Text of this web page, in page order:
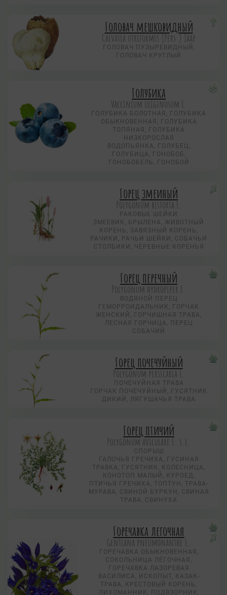
Головач мешковидный
Calvatia utriformis (Pers.) Jaap
ГОЛОВАЧ ПУЗЫРЕВИДНЫЙ,
ГОЛОВАЧ КРУГЛЫЙ
Голубика
Vaccinium uliginosum L.
ГОЛУБИКА БОЛОТНАЯ, ГОЛУБИКА
ОБЫКНОВЕННАЯ, ГОЛУБИКА
ТОПЯНАЯ, ГОЛУБИКА
НИЗКОРОСЛАЯ
ВОДОПЬЯНКА, ГОЛУБЕЦ,
ГОЛУБИЦА, ГОНОБОБ,
ГОНОБОБЕЛЬ, ГОНОБОЙ
Горец змеиный
Polygonum bistorta L.
РАКОВЫЕ ШЕЙКИ
ЗМЕЕВИК, БРЫЛЕНА, ЖИВОТНЫЙ
КОРЕНЬ, ЗАВЯЗНЫЙ КОРЕНЬ,
РАЧИКИ, РАЧЬИ ШЕЙКИ, СОБАЧЬИ
СТОЛБИКИ, ЧЕРЕВНЫЕ КОРЕНЬЯ
Горец перечный
Polygonum hydropiper L.
ВОДЯНОЙ ПЕРЕЦ
ГЕМОРРОИДАЛЬНИК, ГОРЧАК
ЖЕНСКИЙ, ГОРЧИШНАЯ ТРАВА,
ЛЕСНАЯ ГОРЧИЦА, ПЕРЕЦ
СОБАЧИЙ
Горец почечуйный
Polygonum persicaria L.
ПОЧЕЧУЙНАЯ ТРАВА
ГОРЧАК ПОЧЕЧУЙНЫЙ, ГУСЯТНИК
ДИКИЙ, ЛЯГУШАЧЬЯ ТРАВА
Горец птичий
Polygonum aviculare L. s.l.
СПОРЫШ
ГАЛОЧЬЯ ГРЕЧИХА, ГУСИНАЯ
ТРАВКА, ГУСЯТНИК, КОЛЕСНИЦА,
КОНОТОП МАЛЫЙ, КУРОЕД,
ПТИЧЬЯ ГРЕЧИХА, ТОПТУН, ТРАВА-
МУРАВА, СВИНОЙ БУРКУН, СВИНАЯ
ТРАВА, СВИНУХА
Горечавка легочная
Gentiana pneumonanthe L.
ГОРЕЧАВКА ОБЫКНОВЕННАЯ,
СОКОЛЬНИЦА ЛЁГОЧНАЯ,
ГОРЕЧАВКА ЛАЗОРЕВАЯ
ВАСИЛИСА, ИСКОПЫТ, КАЗАК-
ТРАВА, КРЕСТОВЫЙ КОРЕНЬ,
ЛИХОМАННИК, ПОДВЗОРНИК,